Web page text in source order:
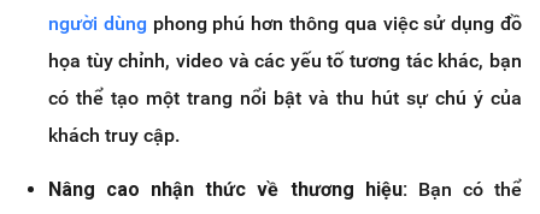
người dùng phong phú hơn thông qua việc sử dụng đồ
họa tùy chỉnh, video và các yếu tố tương tác khác, bạn
có thể tạo một trang nổi bật và thu hút sự chú ý của
khách truy cập.
Nâng cao nhận thức về thương hiệu:Bạn có thể